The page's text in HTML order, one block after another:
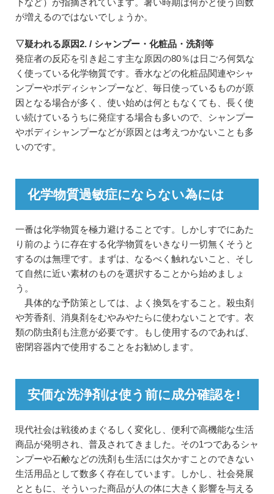
下など）が指摘されています。暑い時期は何かと使う回数
が増えるのではないでしょうか。
▽疑われる原因2. / シャンプー・化粧品・洗剤等
発症者の反応を引き起こす主な原因の80％は日ごろ何気な
く使っている化学物質です。香水などの化粧品関連やシャ
ンプーやボディシャンプーなど、毎日使っているものが原
因となる場合が多く、使い始めは何ともなくても、長く使
い続けているうちに発症する場合も多いので、シャンプー
やボディシャンプーなどが原因とは考えつかないことも多
いのです。
化学物質過敏症にならない為には
一番は化学物質を極力避けることです。しかしすでにあた
り前のように存在する化学物質をいきなり一切無くそうと
するのは無理です。まずは、なるべく触れないこと、そし
て自然に近い素材のものを選択することから始めましょ
う。
具体的な予防策としては、よく換気をすること。殺虫剤
や芳香剤、消臭剤をむやみやたらに使わないことです。衣
類の防虫剤も注意が必要です。もし使用するのであれば、
密閉容器内で使用することをお勧めします。
安価な洗浄剤は使う前に成分確認を!
現代社会は戦後めまぐるしく変化し、便利で高機能な生活
商品が発明され、普及されてきました。その1つであるシャ
ンプーや石鹸などの洗剤も生活には欠かすことのできない
生活用品として数多く存在しています。しかし、社会発展
とともに、そういった商品が人の体に大きく影響を与える